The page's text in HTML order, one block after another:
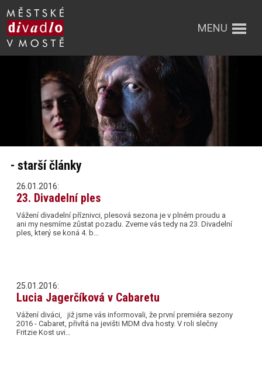
MENU
- starší články
26.01.2016:
23. Divadelní ples
Vážení divadelní příznivci, plesová sezona je v plném proudu a
ani my nesmíme zůstat pozadu. Zveme vás tedy na 23. Divadelní
ples, který se koná 4. b…
25.01.2016:
Lucia Jagerčíková v Cabaretu
Vážení diváci, již jsme vás informovali, že první premiéra sezony
2016 - Cabaret, přivítá na jevišti MDM dva hosty. V roli slečny
Fritzie Kost uvi…